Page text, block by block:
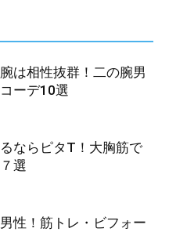
は相性抜群！二の腕男
ーデ10選
ならピタT！大胸筋で
選
性！筋トレ・ビフォー